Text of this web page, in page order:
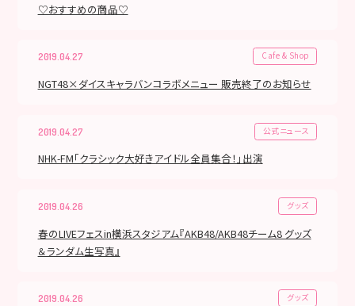
♡おすすめの商品♡
2019.04.27 Cafe & Shop
NGT48×ダイスキャラバンコラボメニュー 販売終了のお知らせ
2019.04.27 公式ニュース
NHK-FM「クラシック大好きアイドル全員集合！」出演
2019.04.26 グッズ
春のLIVEフェスin横浜スタジアム『AKB48/AKB48チーム8 グッズ
＆ランダム生写真』
2019.04.26 グッズ